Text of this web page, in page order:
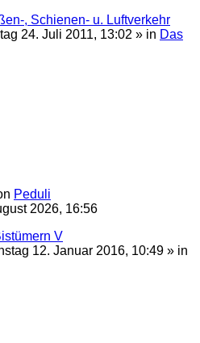
, Schienen- u. Luftverkehr
24. Juli 2011, 13:02 » in Das
Peduli
2026, 16:56
V
12. Januar 2016, 10:49 » in